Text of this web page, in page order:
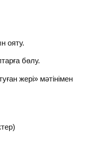
ояту.
бөлу.
жері» мәтінімен